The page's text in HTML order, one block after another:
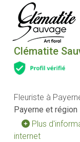
Clématite
Fleuriste à
Payerne et région
Plus
internet